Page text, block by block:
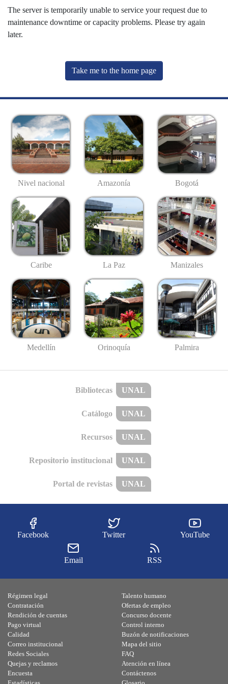
The server is temporarily unable to service your request due to
maintenance downtime or capacity problems. Please try again
later.
Take me to the home page
Nivel nacional Amazonía Bogotá
Caribe La Paz Manizales
Medellín Orinoquía Palmira
Bibliotecas UNAL
Catálogo UNAL
Recursos UNAL
Repositorio institucional UNAL
Portal de revistas UNAL
Facebook Twitter YouTube
Email RSS
Régimen legal
Contratación
Rendición de cuentas
Pago virtual
Calidad
Talento humano
Ofertas de empleo
Concurso docente
Control interno
Buzón de notificaciones
Correo institucional
Redes Sociales
Quejas y reclamos
Encuesta
Mapa del sitio
FAQ
Atención en línea
Contáctenos